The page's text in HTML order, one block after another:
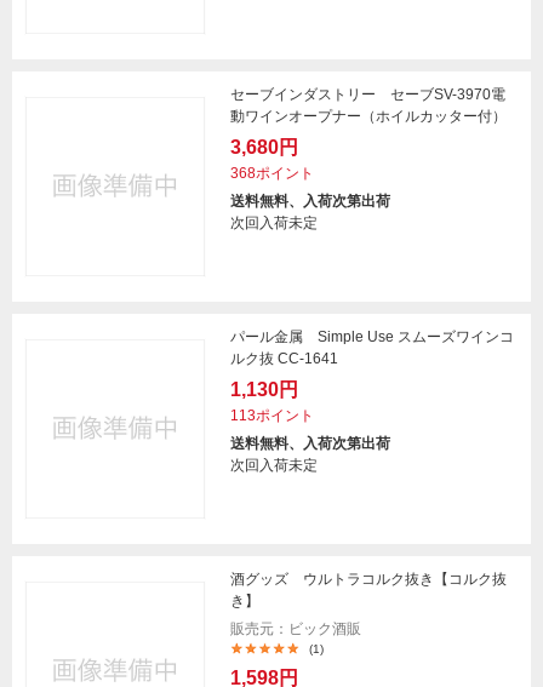
セーブインダストリー セーブSV-3970電
動ワインオープナー（ホイルカッター付）
3,680円
368ポイント
送料無料、入荷次第出荷
次回入荷未定
パール金属 Simple Use スムーズワインコ
ルク抜 CC-1641
1,130円
113ポイント
送料無料、入荷次第出荷
次回入荷未定
酒グッズ ウルトラコルク抜き【コルク抜
き】
販売元：ビック酒販
(1)
1,598円